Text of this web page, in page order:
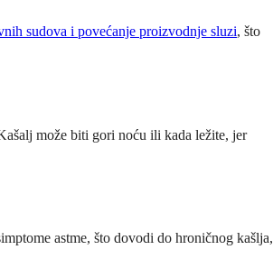
sudova i povećanje proizvodnje sluzi, što
može biti gori noću ili kada ležite, jer
astme, što dovodi do hroničnog kašlja,